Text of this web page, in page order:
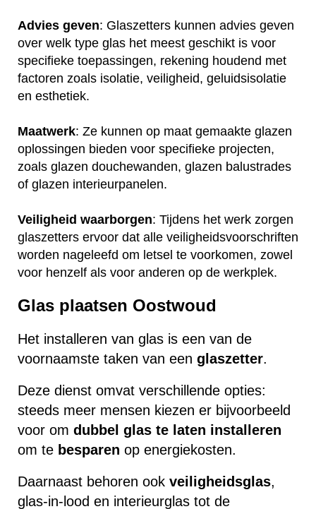
Advies geven: Glaszetters kunnen advies geven
over welk type glas het meest geschikt is voor
specifieke toepassingen, rekening houdend met
factoren zoals isolatie, veiligheid, geluidsisolatie
en esthetiek.
Maatwerk: Ze kunnen op maat gemaakte glazen
oplossingen bieden voor specifieke projecten,
zoals glazen douchewanden, glazen balustrades
of glazen interieurpanelen.
Veiligheid waarborgen: Tijdens het werk zorgen
glaszetters ervoor dat alle veiligheidsvoorschriften
worden nageleefd om letsel te voorkomen, zowel
voor henzelf als voor anderen op de werkplek.
Glas plaatsen Oostwoud
Het installeren van glas is een van de
voornaamste taken van een glaszetter.
Deze dienst omvat verschillende opties:
steeds meer mensen kiezen er bijvoorbeeld
voor om dubbel glas te laten installeren
om te besparen op energiekosten.
Daarnaast behoren ook veiligheidsglas,
glas-in-lood en interieurglas tot de